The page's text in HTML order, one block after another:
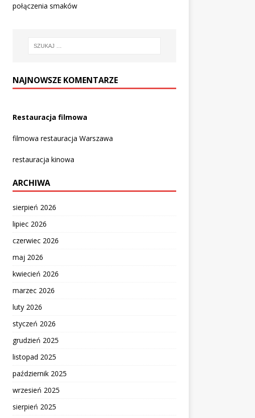
połączenia smaków
NAJNOWSZE KOMENTARZE
Restauracja filmowa
filmowa restauracja Warszawa
restauracja kinowa
ARCHIWA
sierpień 2026
lipiec 2026
czerwiec 2026
maj 2026
kwiecień 2026
marzec 2026
luty 2026
styczeń 2026
grudzień 2025
listopad 2025
październik 2025
wrzesień 2025
sierpień 2025